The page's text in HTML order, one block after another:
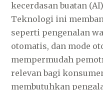
kecerdasan buatan
Teknologi ini
seperti pengenalan
otomatis, dan mode
mempermudah
relevan bagi
membutuhkan